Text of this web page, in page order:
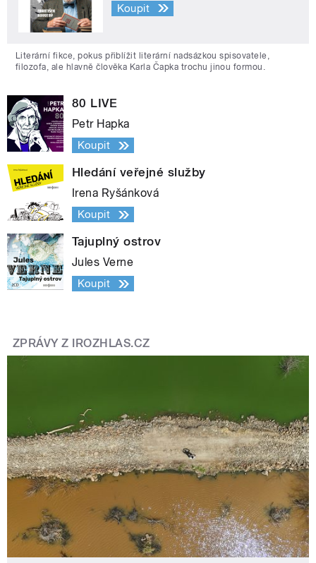
Koupit
Literární fikce, pokus přiblížit literární nadsázkou spisovatele,
filozofa, ale hlavně člověka Karla Čapka trochu jinou formou.
80 LIVE
Petr Hapka
Koupit
Hledání veřejné služby
Irena Ryšánková
Koupit
Tajuplný ostrov
Jules Verne
Koupit
ZPRÁVY Z IROZHLAS.CZ